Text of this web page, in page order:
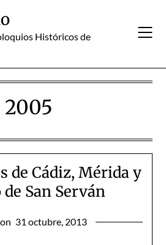
Históricos de
2005
de Cádiz, Mérida y
San Serván
31 octubre, 2013